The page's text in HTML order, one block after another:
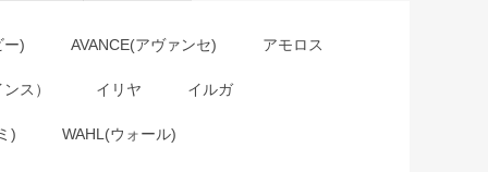
ー) AVANCE(アヴァンセ) アモロス
ス） イリヤ イルガ
) WAHL(ウォール)